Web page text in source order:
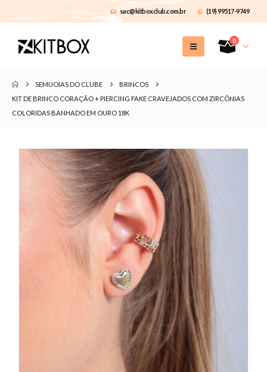
sac@kitboxclub.com.br (19) 99517-9749
0
SEMIJOIAS DO CLUBE
BRINCOS
KIT DE BRINCO CORAÇÃO + PIERCING FAKE CRAVEJADOS COM ZIRCÔNIAS
COLORIDAS BANHADO EM OURO 18K